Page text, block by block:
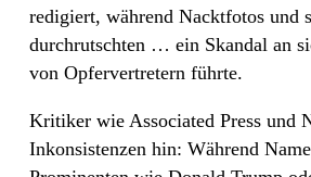
redigiert, während Nacktfotos und
durchrutschten … ein Skandal an
von Opfervertretern führte.
Kritiker wie Associated Press und
Inkonsistenzen hin: Während